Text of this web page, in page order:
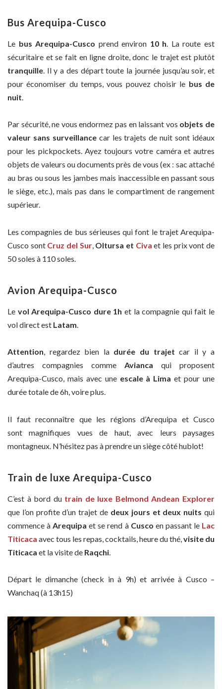
Bus Arequipa-Cusco
Le bus Arequipa-Cusco prend environ 10 h. La route est
sécuritaire et se fait en ligne droite, donc le trajet est plutôt
tranquille. Il y a des départ toute la journée jusqu’au soir, et
pour économiser du temps, vous pouvez choisir le bus de
nuit.
Par sécurité, ne vous endormez pas en laissant vos objets de
valeur sans surveillancecar les trajets de nuit sont idéaux
pour les pickpockets. Ayez toujours votre caméra et autres
objets de valeurs ou documents près de vous (ex : sac attaché
au bras ou sous les jambes mais inaccessible en passant sous
le siège, etc.), mais pas dans le compartiment de rangement
supérieur.
Les compagnies de bus sérieuses qui font le trajet Arequipa-
Cusco sont Cruz del Sur, Oltursa et Civa et les prix vont de
50 soles à 110 soles.
Avion Arequipa-Cusco
Le vol Arequipa-Cusco dure 1h et la compagnie qui fait le
vol direct est Latam.
Attention, regardez bien la durée du trajet car il y a
d’autres compagnies comme Avianca qui proposent
Arequipa-Cusco, mais avec une escale à Lima et pour une
durée totale de 6h, voire plus.
Il faut reconnaître que les régions d’Arequipa et Cusco
sont magnifiques vues de haut, avec leurs paysages
montagneux. N’hésitez pas à prendre un siège côté hublot!
Train de luxe Arequipa-Cusco
C’est à bord du train de luxe Belmond Andean Explorer
que l’on profite d’un trajet de deux jours et deux nuits qui
commence à Arequipa et se rend à Cusco en passant le Lac
Titicaca avec tous les repas, cocktails, heure du thé, visite du
Titicaca et la visite de Raqchi
Départ le dimanche (check in à 9h) et arrivée à Cusco –
Wanchaq (à 13h15)